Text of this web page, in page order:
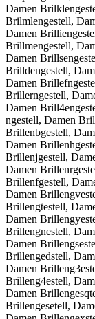
Damen
Brilmlengestell,
Damen
Brillmengestell,
Damen
Brilldengestell,
Damen
Brillerngestell,
Damen
ngestell, Damen
Brillenbgestell,
Damen
Brillenjgestell,
Damen
Brillenfgestell,
Damen
Brillengtestell,
Damen
Brillengnestell,
Damen
Brillengedstell,
Damen
Brilleng4estell,
Damen
Brillengesetell,